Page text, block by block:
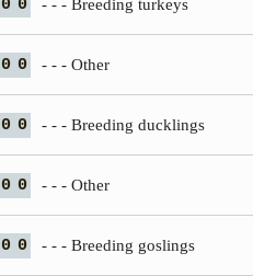
0 0 - - - Breeding turkeys
0 0 - - - Other
0 0 - - - Breeding ducklings
0 0 - - - Other
0 0 - - - Breeding goslings